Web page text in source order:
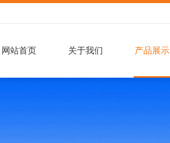
网站首页 关于我们 产品展示